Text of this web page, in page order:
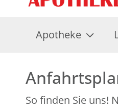
Apotheke
So finden Sie uns!